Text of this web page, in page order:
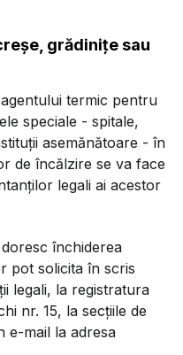
grădinițe sau
termic pentru
speciale - spitale,
asemănătoare - în
de încălzire se va face
legali ai acestor
închiderea
pot solicita în scris
legali, la registratura
nr. 15, la secţiile de
e-mail la adresa